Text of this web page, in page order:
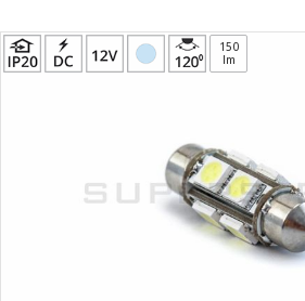
Preskoči
na
150
lm